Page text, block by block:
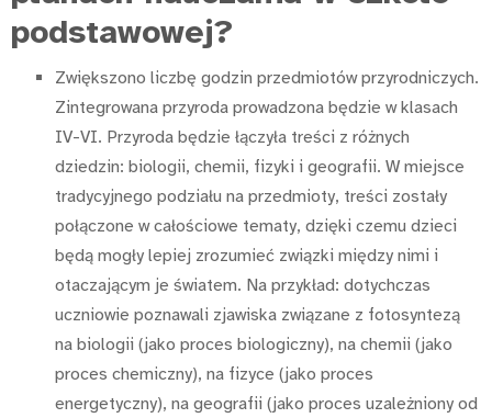
podstawowej?
Zwiększono liczbę godzin przedmiotów przyrodniczych.
Zintegrowana przyroda prowadzona będzie w klasach
IV-VI. Przyroda będzie łączyła treści z różnych
dziedzin: biologii, chemii, fizyki i geografii. W miejsce
tradycyjnego podziału na przedmioty, treści zostały
połączone w całościowe tematy, dzięki czemu dzieci
będą mogły lepiej zrozumieć związki między nimi i
otaczającym je światem. Na przykład: dotychczas
uczniowie poznawali zjawiska związane z fotosyntezą
na biologii (jako proces biologiczny), na chemii (jako
proces chemiczny), na fizyce (jako proces
energetyczny), na geografii (jako proces uzależniony od